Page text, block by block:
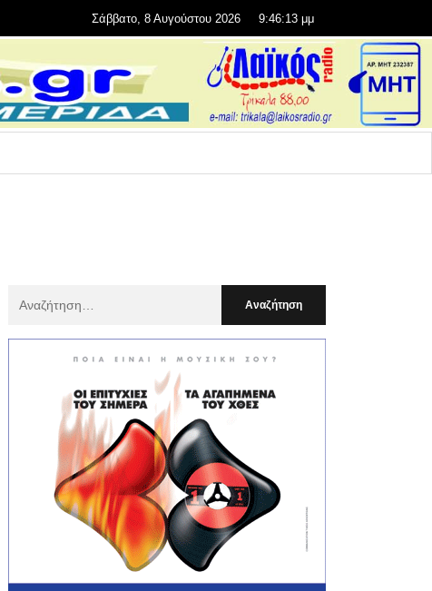
Σάββατο, 8 Αυγούστου 2026 9:46:14 μμ
: